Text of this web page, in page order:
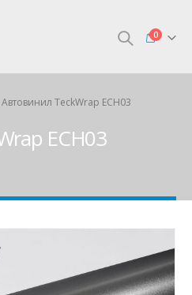
0
Автовинил TeckWrap ECH03
ECH03